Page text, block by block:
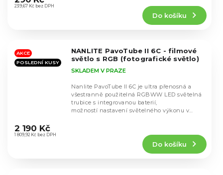
produktu
hvězdiček.
239,67 Kč bez DPH
Do košíku
AKCE
POSLEDNÍ KUSY
NANLITE PavoTube II 6C - filmové
světlo s RGB (fotografické světlo)
hodnocení
produktu
SKLADEM V PRAZE
1 809,92 Kč bez DPH
2 190 Kč
Do košíku
Nanlite PavoTube II 6C je ultra přenosná a
všestranně použitelná RGBWW LED světelná
trubice s integrovanou baterií,
možností nastavení světelného výkonu v